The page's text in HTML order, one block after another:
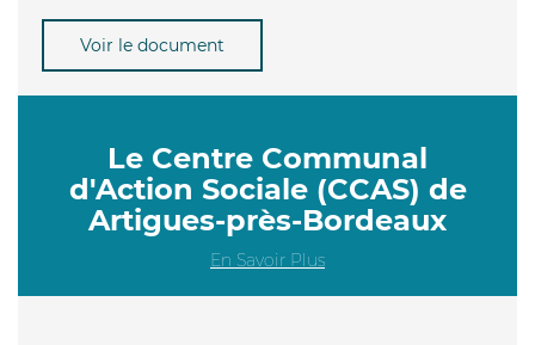
Voir le document
Le Centre Communal
d'Action Sociale (CCAS) de
Artigues-près-Bordeaux
En Savoir Plus